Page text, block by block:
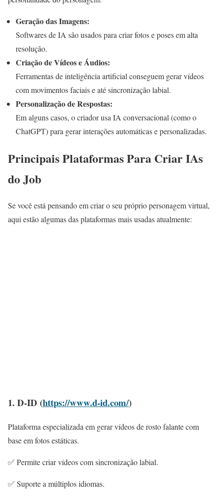
Geração das Imagens:
Softwares de IA são usados para criar fotos e poses em alta
resolução.
Criação de Vídeos e Áudios:
Ferramentas de inteligência artificial conseguem gerar vídeos
com movimentos faciais e até sincronização labial.
Personalização de Respostas:
Em alguns casos, o criador usa IA conversacional (como o
ChatGPT) para gerar interações automáticas e personalizadas.
Principais Plataformas Para Criar IAs
do Job
Se você está pensando em criar o seu próprio personagem virtual,
aqui estão algumas das plataformas mais usadas atualmente:
1. D-ID (https://www.d-id.com/)
Plataforma especializada em gerar vídeos de rosto falante com
base em fotos estáticas.
✅ Permite criar vídeos com sincronização labial.
✅ Suporte a múltiplos idiomas.